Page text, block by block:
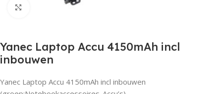
Click to enlarge
Yanec Laptop Accu 4150mAh incl
inbouwen
Yanec Laptop Accu 4150mAh incl inbouwen